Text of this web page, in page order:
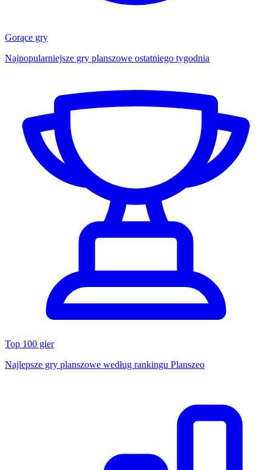
Gorące gry
Najpopularniejsze gry planszowe ostatniego tygodnia
Top 100 gier
Najlepsze gry planszowe według rankingu Planszeo